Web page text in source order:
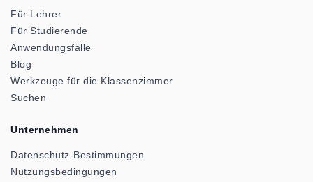
Für Lehrer
Für Studierende
Anwendungsfälle
Blog
Werkzeuge für die Klassenzimmer
Suchen
Unternehmen
Datenschutz-Bestimmungen
Nutzungsbedingungen